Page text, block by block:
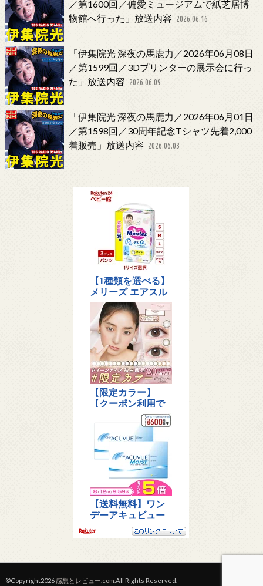
／第1600回／偏愛ミュージアムで紙芝居博
物館へ行った」放送内容 2026.06.16
「伊集院光 深夜の馬鹿力／2026年06月08日
／第1599回／3Dプリンターの展示会に行っ
た」放送内容 2026.06.09
「伊集院光 深夜の馬鹿力／2026年06月01日
／第1598回／30周年記念Tシャツ先着2,000
着販売」放送内容 2026.06.03
©Copyright2026 感想とレビュー.com .All Rights Reserved.